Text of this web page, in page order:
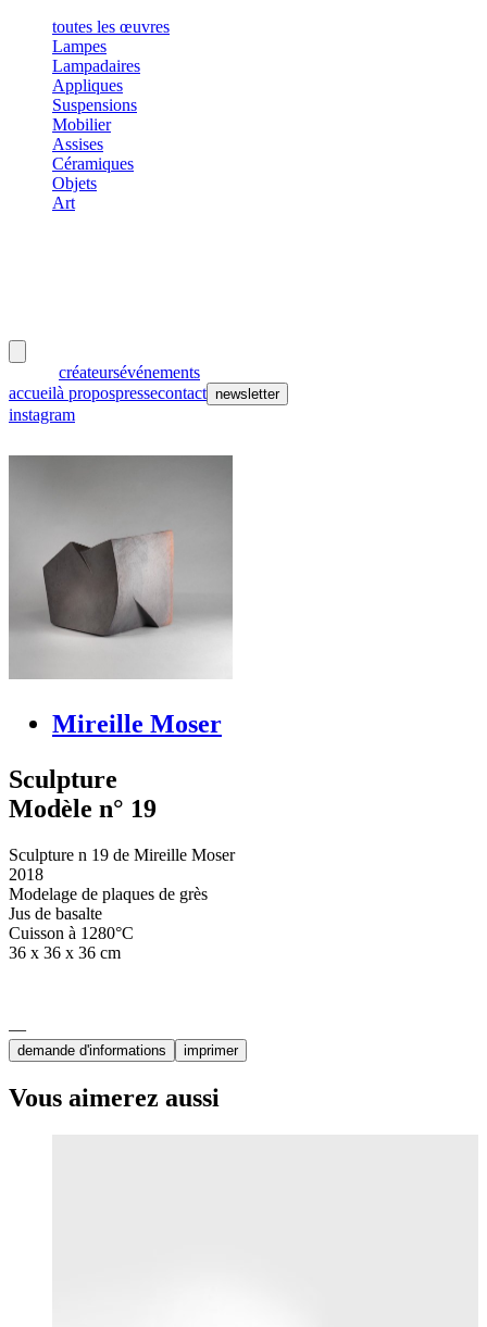
toutes les œuvres
Lampes
Lampadaires
Appliques
Suspensions
Mobilier
Assises
Céramiques
Objets
Art
créateursévénements
accueilà propospressecontact newsletter
instagram
Mireille Moser
Sculpture
Modèle n° 19
Sculpture n 19 de Mireille Moser
2018
Modelage de plaques de grès
Jus de basalte
Cuisson à 1280°C
36 x 36 x 36 cm
demande d'informations imprimer
Vous aimerez aussi